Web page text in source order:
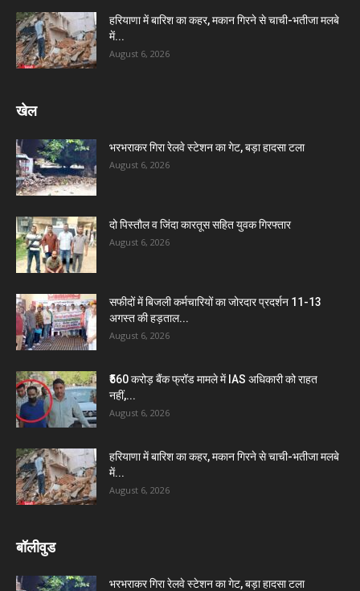
हरियाणा में बारिश का कहर, मकान गिरने से चाची-भतीजा मलबे
में...
August 6, 2026
खेल
भरभराकर गिरा रेलवे स्टेशन का गेट, बड़ा हादसा टला
August 6, 2026
दो पिस्तौल व जिंदा कारतूस सहित युवक गिरफ्तार
August 6, 2026
सफीदों में बिजली कर्मचारियों का जोरदार प्रदर्शन 11-13
अगस्त की हड़ताल...
August 6, 2026
₹560 करोड़ बैंक फ्रॉड मामले में IAS अधिकारी को राहत
नहीं,...
August 6, 2026
हरियाणा में बारिश का कहर, मकान गिरने से चाची-भतीजा मलबे
में...
August 6, 2026
बॉलीवुड
भरभराकर गिरा रेलवे स्टेशन का गेट, बड़ा हादसा टला